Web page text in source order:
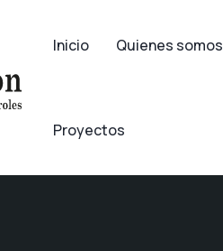
Inicio Quienes somos
Proyectos